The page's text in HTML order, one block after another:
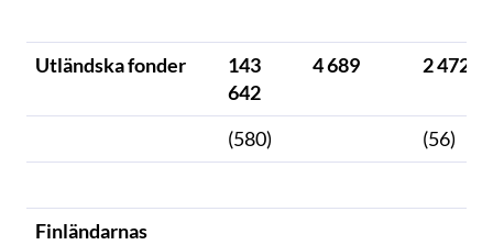
Utländska fonder
143
642
4 689 2 472
(580) (56)
Finländarnas